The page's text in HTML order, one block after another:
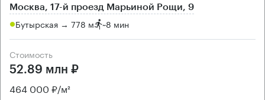
Москва, 17-й проезд Марьиной Рощи, 9
Бутырская → 778 м ~8 мин
Стоимость
52.89 млн ₽
464 000 ₽/м²